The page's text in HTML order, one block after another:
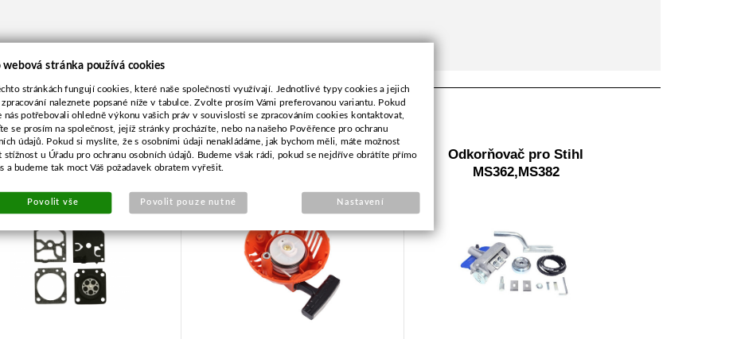
sada pro ZAMA
GND-50
Startování pro Husqvarna
Odkorňovač pro Stihl
MS362,MS382
webová stránka používá cookies
stránkách fungují cookies, které naše společnosti využívají. Jednotlivé typy cookies a jejich
zpracování naleznete popsané níže v tabulce. Zvolte prosím Vámi preferovanou variantu. Pokud
nás potřebovali ohledně výkonu vašich práv v souvislosti se zpracováním cookies kontaktovat,
se prosím na společnost, jejíž stránky procházíte, nebo na našeho Pověřence pro ochranu
údajů. Pokud si myslíte, že s osobními údaji nenakládáme, jak bychom měli, máte možnost
stížnost u Úřadu pro ochranu osobních údajů. Budeme však rádi, pokud se nejdříve obrátíte přímo
a budeme tak moct Váš požadavek obratem vyřešit.
Povolit vše Povolit pouze nutné Nastavení